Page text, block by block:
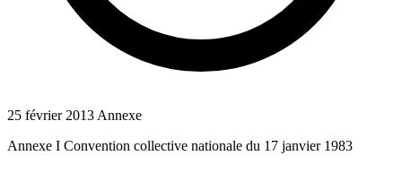
25 février 2013 Annexe
Annexe I Convention collective nationale du 17 janvier 1983